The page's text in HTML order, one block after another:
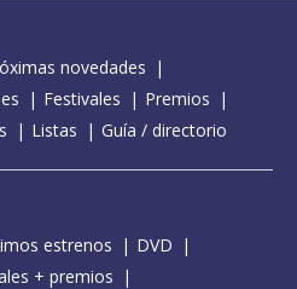
novedades
Festivales
Premios
Listas Guía / directorio
estrenos
DVD
+ premios